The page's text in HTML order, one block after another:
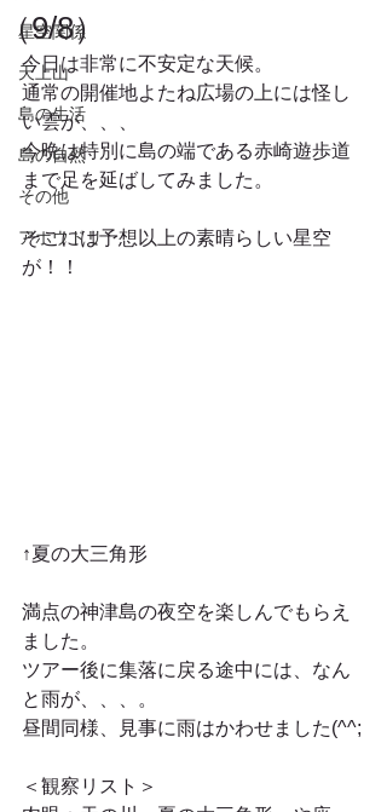
星空関係
天上山
島の生活
島の自然
その他
アホウドリ
（9/8）
今日は非常に不安定な天候。
通常の開催地よたね広場の上には怪し
い雲が、、、
今晩は特別に島の端である赤崎遊歩道
まで足を延ばしてみました。
そこには予想以上の素晴らしい星空
が！！
↑夏の大三角形
満点の神津島の夜空を楽しんでもらえ
ました。
ツアー後に集落に戻る途中には、なん
と雨が、、、。
昼間同様、見事に雨はかわせました(^^;
＜観察リスト＞